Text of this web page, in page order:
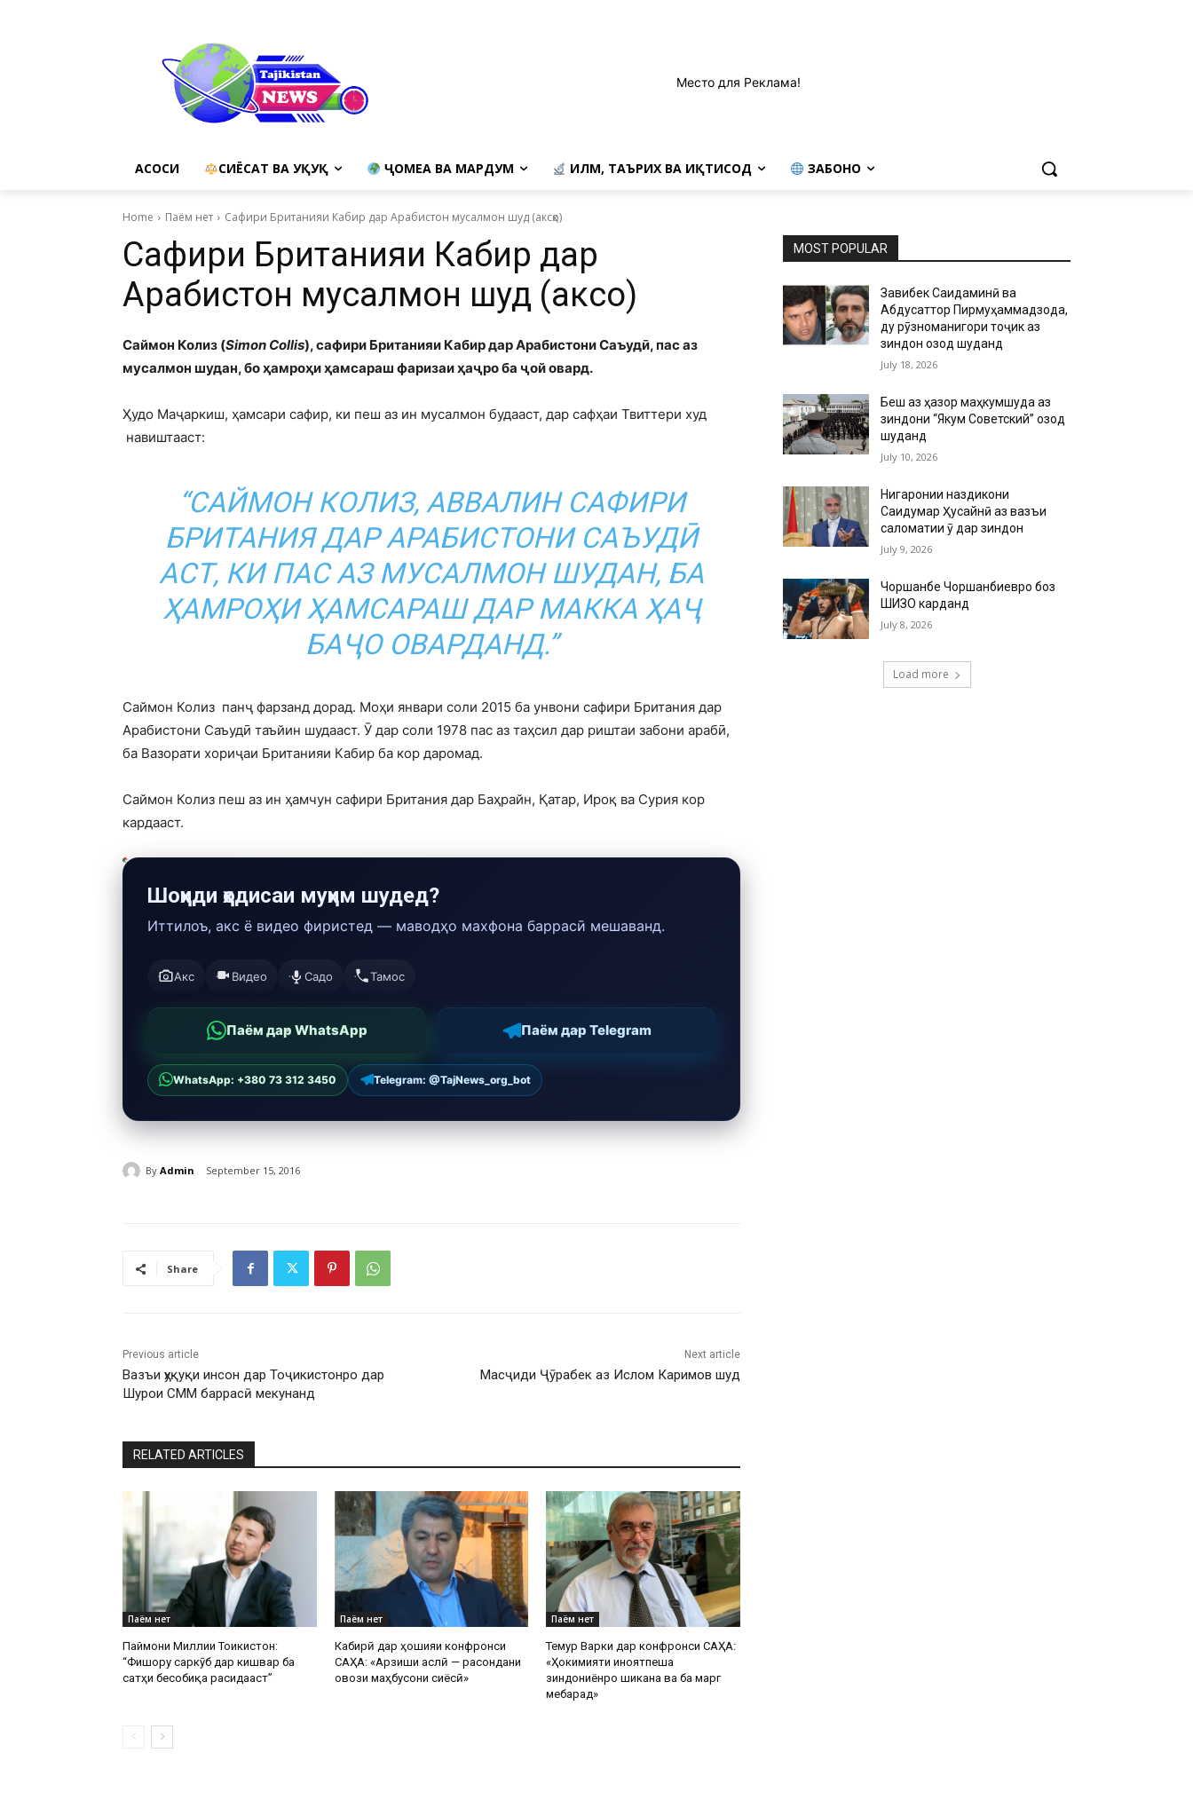
Место для Реклама!
АСОСИ СИЁСАТ ВА ҲУҚУҚ ҶОМЕА ВА МАРДУМ ИЛМ, ТАЪРИХ ВА ИҚТИСОД ЗАБОНҲО
Home Паём нет Сафири Британияи Кабир дар Арабистон мусалмон шуд (аксҳо)
Сафири Британияи Кабир дар
Арабистон мусалмон шуд (аксҳо)
Саймон Колиз (Simon Collis), сафири Британияи Кабир дар Арабистони Саъудӣ, пас аз
мусалмон шудан, бо ҳамроҳи ҳамсараш фаризаи ҳаҷро ба ҷой овард.
Ҳудо Маҷаркиш, ҳамсари сафир, ки пеш аз ин мусалмон будааст, дар сафҳаи Твиттери худ
навиштааст:
“САЙМОН КОЛИЗ, АВВАЛИН САФИРИ
БРИТАНИЯ ДАР АРАБИСТОНИ САЪУДӢ
АСТ, КИ ПАС АЗ МУСАЛМОН ШУДАН, БА
ҲАМРОҲИ ҲАМСАРАШ ДАР МАККА ҲАҶ
БАҶО ОВАРДАНД.”
Саймон Колиз панҷ фарзанд дорад. Моҳи январи соли 2015 ба унвони сафири Британия дар
Арабистони Саъудӣ таъйин шудааст. Ӯ дар соли 1978 пас аз таҳсил дар риштаи забони арабӣ,
ба Вазорати хориҷаи Британияи Кабир ба кор даромад.
Саймон Колиз пеш аз ин ҳамчун сафири Британия дар Баҳрайн, Қатар, Ироқ ва Сурия кор
кардааст.
Шоҳиди ҳодисаи муҳим шудед?
Иттилоъ, акс ё видео фиристед — маводҳо махфона баррасӣ мешаванд.
Акс Видео Садо Тамос
Паём дар WhatsApp Паём дар Telegram
WhatsApp: +380 73 312 3450 Telegram: @TajNews_org_bot
By Admin September 15, 2016
Share
Previous article
Вазъи ҳуқуқи инсон дар Тоҷикистонро дар
Шурои СММ баррасӣ мекунанд
Next article
Масҷиди Ҷӯрабек аз Ислом Каримов шуд
RELATED ARTICLES
Паём нет
Паймони Миллии Тоҷикистон:
“Фишору саркӯб дар кишвар ба
сатҳи бесобиқа расидааст”
Паём нет
Кабирӣ дар ҳошияи конфронси
САҲА: «Арзиши аслӣ — расондани
овози маҳбусони сиёсӣ»
Паём нет
Темур Варки дар конфронси САҲА:
«Ҳокимияти ҷиноятпеша
зиндониёнро шиканҷа ва ба марг
мебарад»
MOST POPULAR
Завқибек Саидаминӣ ва
Абдусаттор Пирмуҳаммадзода,
ду рӯзноманигори тоҷик аз
зиндон озод шуданд
July 18, 2026
Беш аз ҳазор маҳкумшуда аз
зиндони “Якум Советский” озод
шуданд
July 10, 2026
Нигаронии наздикони
Саидумар Ҳусайнӣ аз вазъи
саломатии ӯ дар зиндон
July 9, 2026
Чоршанбе Чоршанбиевро боз
ШИЗО карданд
July 8, 2026
Load more